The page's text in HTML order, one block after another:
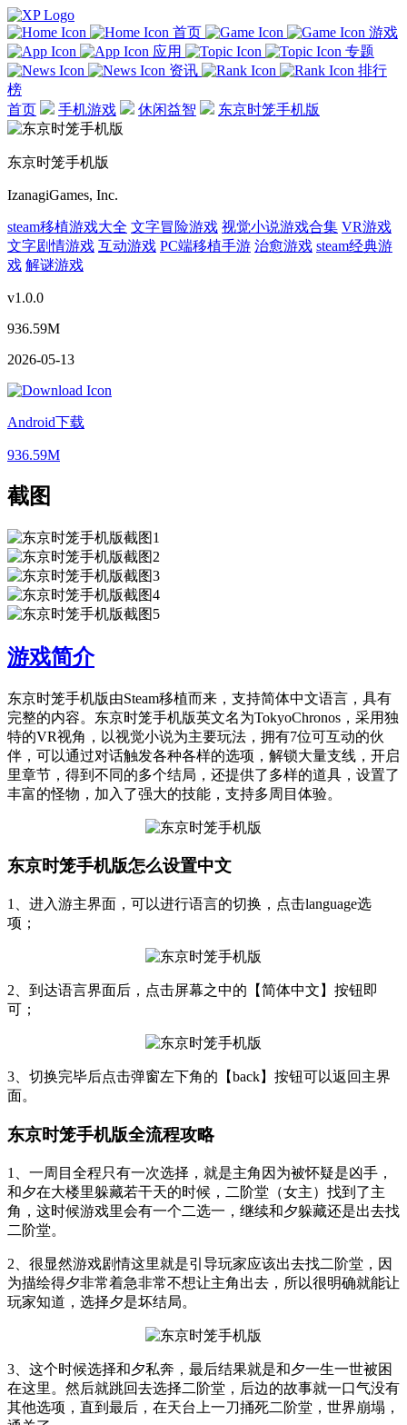
首页
游戏
应用
专题
资讯
排行
榜
首页
手机游戏 休闲益智 东京时笼手机版
东京时笼手机版
IzanagiGames, Inc.
steam移植游戏大全 文字冒险游戏 视觉小说游戏合集 VR游戏
文字剧情游戏 互动游戏 PC端移植手游 治愈游戏 steam经典游
戏 解谜游戏
v1.0.0
936.59M
2026-05-13
Android下载
936.59M
截图
游戏简介
东京时笼手机版由Steam移植而来，支持简体中文语言，具有
完整的内容。东京时笼手机版英文名为TokyoChronos，采用独
特的VR视角，以视觉小说为主要玩法，拥有7位可互动的伙
伴，可以通过对话触发各种各样的选项，解锁大量支线，开启
里章节，得到不同的多个结局，还提供了多样的道具，设置了
丰富的怪物，加入了强大的技能，支持多周目体验。
东京时笼手机版怎么设置中文
1、进入游主界面，可以进行语言的切换，点击language选
项；
2、到达语言界面后，点击屏幕之中的【简体中文】按钮即
可；
3、切换完毕后点击弹窗左下角的【back】按钮可以返回主界
面。
东京时笼手机版全流程攻略
1、一周目全程只有一次选择，就是主角因为被怀疑是凶手，
和夕在大楼里躲藏若干天的时候，二阶堂（女主）找到了主
角，这时候游戏里会有一个二选一，继续和夕躲藏还是出去找
二阶堂。
2、很显然游戏剧情这里就是引导玩家应该出去找二阶堂，因
为描绘得夕非常着急非常不想让主角出去，所以很明确就能让
玩家知道，选择夕是坏结局。
3、这个时候选择和夕私奔，最后结果就是和夕一生一世被困
在这里。然后就跳回去选择二阶堂，后边的故事就一口气没有
其他选项，直到最后，在天台上一刀捅死二阶堂，世界崩塌，